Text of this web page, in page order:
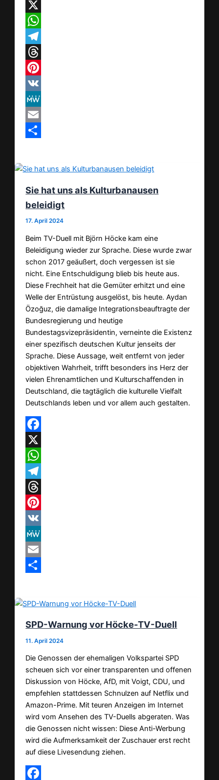
Facebook
X
WhatsApp
Telegram
Threads
Pinterest
VK
MeWe
Email
Sie hat uns als Kulturbanausen
beleidigt
17. April 2024
Beim TV-Duell mit Björn Höcke kam eine
Beleidigung wieder zur Sprache. Diese wurde zwar
schon 2017 geäußert, doch vergessen ist sie
nicht. Eine Entschuldigung blieb bis heute aus.
Diese Frechheit hat die Gemüter erhitzt und eine
Welle der Entrüstung ausgelöst, bis heute. Aydan
Özoğuz, die damalige Integrationsbeauftragte der
Bundesregierung und heutige
Bundestagsvizepräsidentin, verneinte die Existenz
einer spezifisch deutschen Kultur jenseits der
Sprache. Diese Aussage, weit entfernt von jeder
objektiven Wahrheit, trifft besonders ins Herz der
vielen Ehrenamtlichen und Kulturschaffenden in
Deutschland, die tagtäglich die kulturelle Vielfalt
Deutschlands leben und vor allem auch gestalten.
Facebook
X
WhatsApp
Telegram
Threads
Pinterest
VK
MeWe
Email
SPD-Warnung vor Höcke-TV-Duell
11. April 2024
Die Genossen der ehemaligen Volkspartei SPD
scheuen sich vor einer transparenten und offenen
Diskussion von Höcke, AfD, mit Voigt, CDU, und
empfehlen stattdessen Schnulzen auf Netflix und
Amazon-Prime. Mit teuren Anzeigen im Internet
wird vom Ansehen des TV-Duells abgeraten. Was
die Genossen nicht wissen: Diese Anti-Werbung
wird die Aufmerksamkeit der Zuschauer erst recht
auf diese Livesendung ziehen.